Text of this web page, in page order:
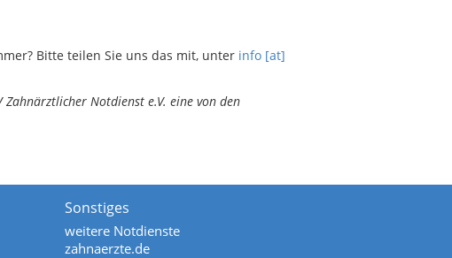
Bitte teilen Sie uns das mit, unter info [at]
Notdienst e.V. eine von den
Sonstiges
weitere Notdienste
zahnaerzte.de